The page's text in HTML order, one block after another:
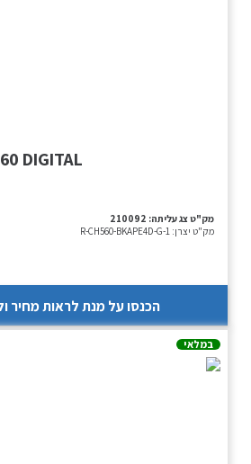
DIGITAL
מק"ט צג עליתה: 210092
מק"ט יצרן: R-CH560-BKAPE4D-G-1
הכנסו על מנת לראות מחיר
במלאי